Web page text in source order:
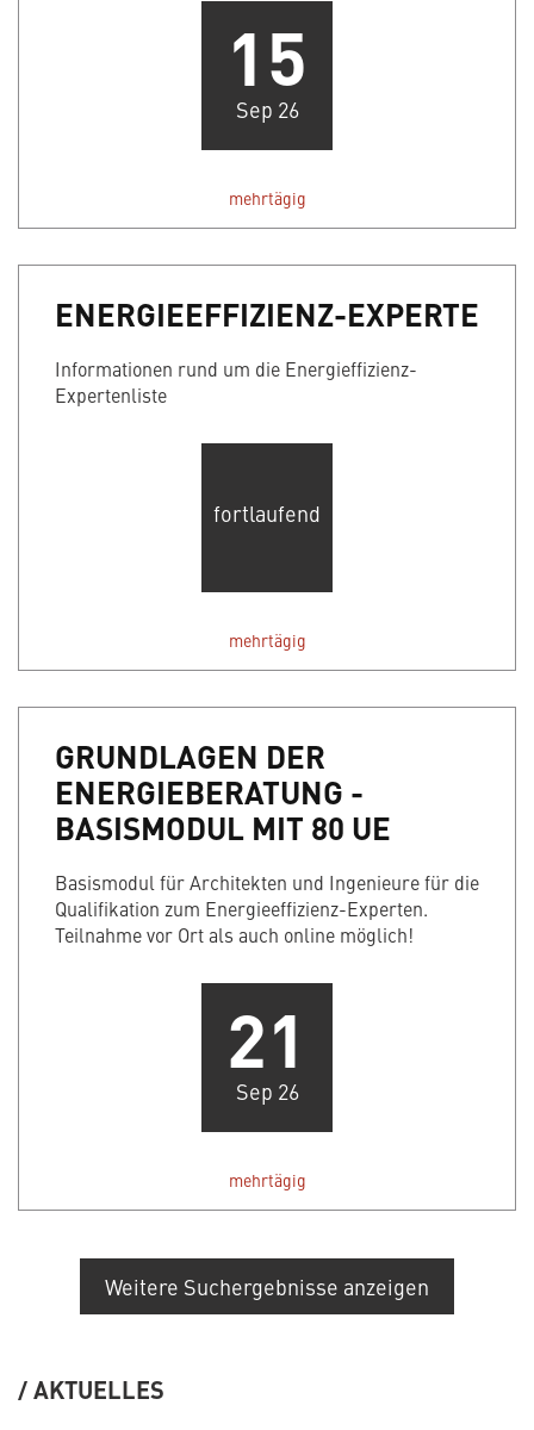
15
Sep 26
mehrtägig
ENERGIEEFFIZIENZ-EXPERTE
Informationen rund um die Energieffizienz-
Expertenliste
fortlaufend
mehrtägig
GRUNDLAGEN DER
ENERGIEBERATUNG -
BASISMODUL MIT 80 UE
Basismodul für Architekten und Ingenieure für die
Qualifikation zum Energieeffizienz-Experten.
Teilnahme vor Ort als auch online möglich!
21
Sep 26
mehrtägig
Weitere Suchergebnisse anzeigen
AKTUELLES